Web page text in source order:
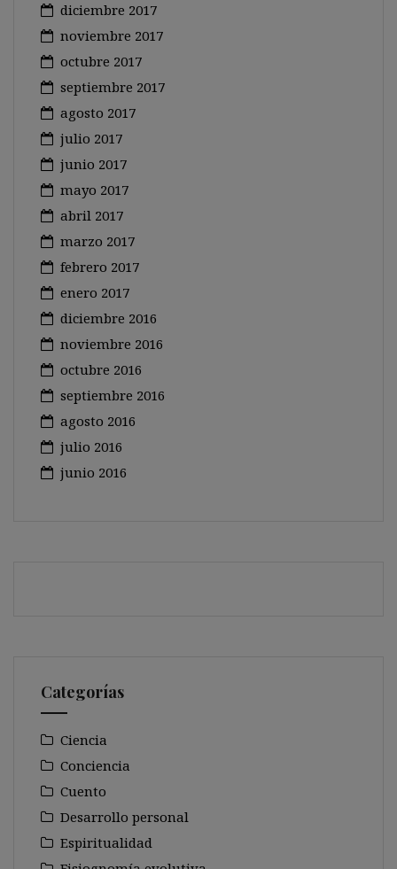
diciembre 2017
noviembre 2017
octubre 2017
septiembre 2017
agosto 2017
julio 2017
junio 2017
mayo 2017
abril 2017
marzo 2017
febrero 2017
enero 2017
diciembre 2016
noviembre 2016
octubre 2016
septiembre 2016
agosto 2016
julio 2016
junio 2016
Categorías
Ciencia
Conciencia
Cuento
Desarrollo personal
Espiritualidad